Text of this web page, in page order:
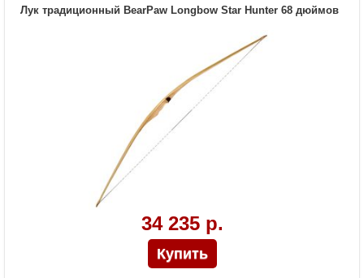
Лук традиционный BearPaw Longbow Star Hunter 68 дюймов
34 235 р.